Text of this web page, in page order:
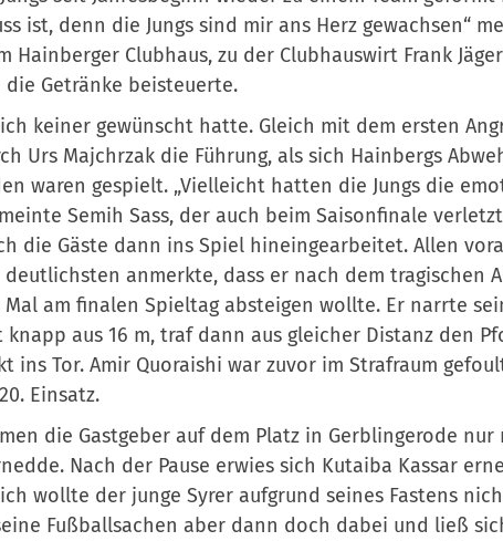
ist, denn die Jungs sind mir ans Herz gewachsen“
Clubhaus, zu der Clubhauswirt Frank
Getränke beisteuerte.
keiner gewünscht hatte. Gleich mit dem ersten
Urs Majchrzak die Führung, als sich Hainbergs
waren gespielt. „Vielleicht hatten die Jungs die
Semih Sass, der auch beim Saisonfinale
die Gäste dann ins Spiel hineingearbeitet. Allen
anmerkte, dass er nach dem tragischen
am finalen Spieltag absteigen wollte. Er narrte
aus 16 m, traf dann aus gleicher Distanz den
ins Tor. Amir Quoraishi war zuvor im Strafraum
Einsatz.
die Gastgeber auf dem Platz in Gerblingerode nur
Nach der Pause erwies sich Kutaiba Kassar
wollte der junge Syrer aufgrund seines Fastens
Fußballsachen aber dann doch dabei und ließ